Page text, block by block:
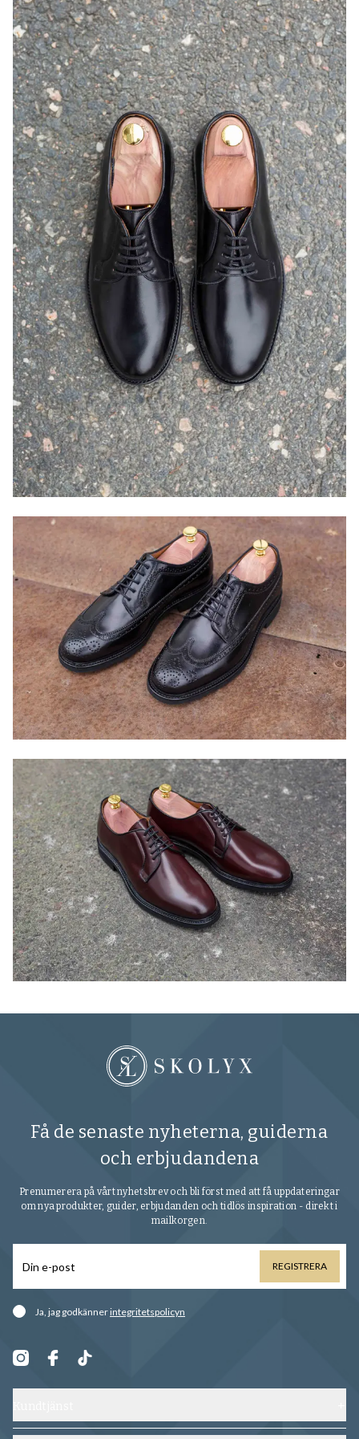
Få de senaste nyheterna, guiderna
och erbjudandena
Prenumerera på vårt nyhetsbrev och bli först med att få uppdateringar
om nya produkter, guider, erbjudanden och tidlös inspiration - direkt i
mailkorgen.
REGISTRERA
Ja, jag godkännerintegritetspolicyn
Kontakta oss